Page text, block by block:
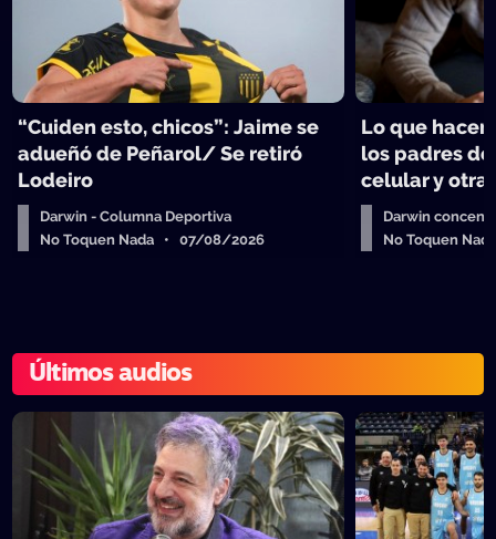
“Cuiden esto, chicos”: Jaime se
adueñó de Peñarol/ Se retiró
Lodeiro
Darwin - Columna Deportiva
No Toquen Nada • 07/08/2026
Lo que
los padres
celular y
Darwin
No Toquen
Últimos audios